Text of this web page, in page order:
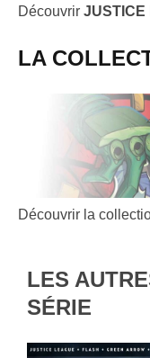
Découvrir JUSTICE
LA
Découvrir la
LES
SÉRIE